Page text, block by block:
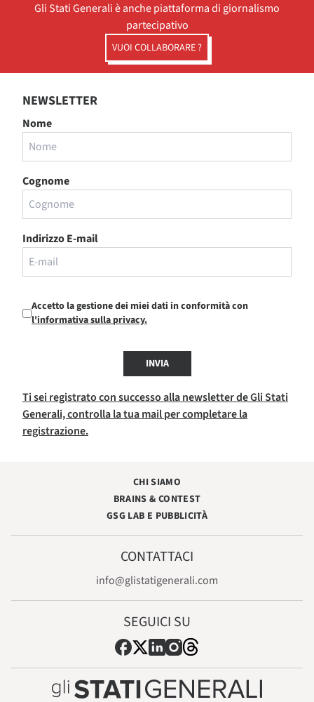
Gli Stati Generali è anche piattaforma di giornalismo
partecipativo
VUOI COLLABORARE ?
NEWSLETTER
Nome
Cognome
Indirizzo E-mail
Accetto la gestione dei miei dati in conformità con
l'informativa sulla privacy.
INVIA
Ti sei registrato con successo alla newsletter de Gli Stati
Generali, controlla la tua mail per completare la
registrazione.
CHI SIAMO
BRAINS & CONTEST
GSG LAB E PUBBLICITÀ
CONTATTACI
info@glistatigenerali.com
SEGUICI SU